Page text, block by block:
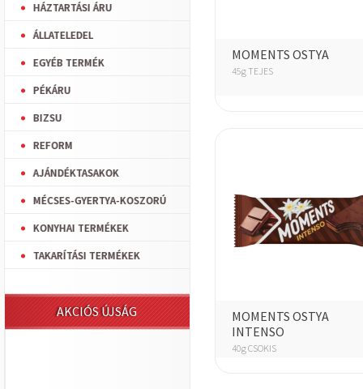
HÁZTARTÁSI ÁRU
ÁLLATELEDEL
EGYÉB TERMÉK
PÉKÁRU
BIZSU
REFORM
AJÁNDÉKTASAKOK
MÉCSES-GYERTYA-KOSZORÚ
KONYHAI TERMÉKEK
TAKARÍTÁSI TERMÉKEK
AKCIÓS ÚJSÁG
MOMENTS OSTYA
45g TEJES
MOMENTS OSTYA
INTENSO
40g CSOKIS